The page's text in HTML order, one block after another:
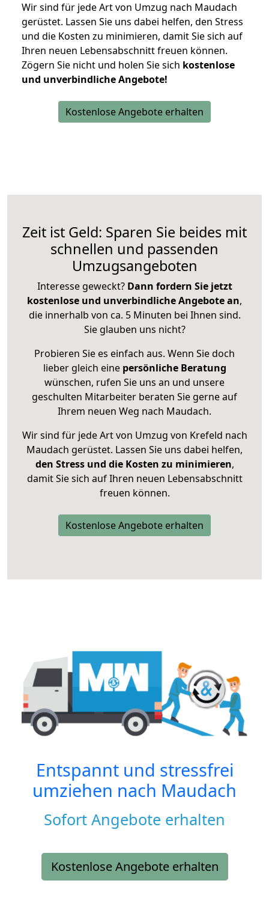
Wir sind für jede Art von Umzug nach Maudach
gerüstet. Lassen Sie uns dabei helfen, den Stress
und die Kosten zu minimieren, damit Sie sich auf
Ihren neuen Lebensabschnitt freuen können.
Zögern Sie nicht und holen Sie sich kostenlose
und unverbindliche Angebote!
Kostenlose Angebote erhalten
Zeit ist Geld: Sparen Sie beides mit
schnellen und passenden
Umzugsangeboten
Interesse geweckt? Dann fordern Sie jetzt
kostenlose und unverbindliche Angebote an,
die innerhalb von ca. 5 Minuten bei Ihnen sind.
Sie glauben uns nicht?
Probieren Sie es einfach aus. Wenn Sie doch
lieber gleich eine persönliche Beratung
wünschen, rufen Sie uns an und unsere
geschulten Mitarbeiter beraten Sie gerne auf
Ihrem neuen Weg nach Maudach.
Wir sind für jede Art von Umzug von Krefeld nach
Maudach gerüstet. Lassen Sie uns dabei helfen,
den Stress und die Kosten zu minimieren,
damit Sie sich auf Ihren neuen Lebensabschnitt
freuen können.
Kostenlose Angebote erhalten
Entspannt und stressfrei
umziehen nach Maudach
Sofort Angebote erhalten
Kostenlose Angebote erhalten